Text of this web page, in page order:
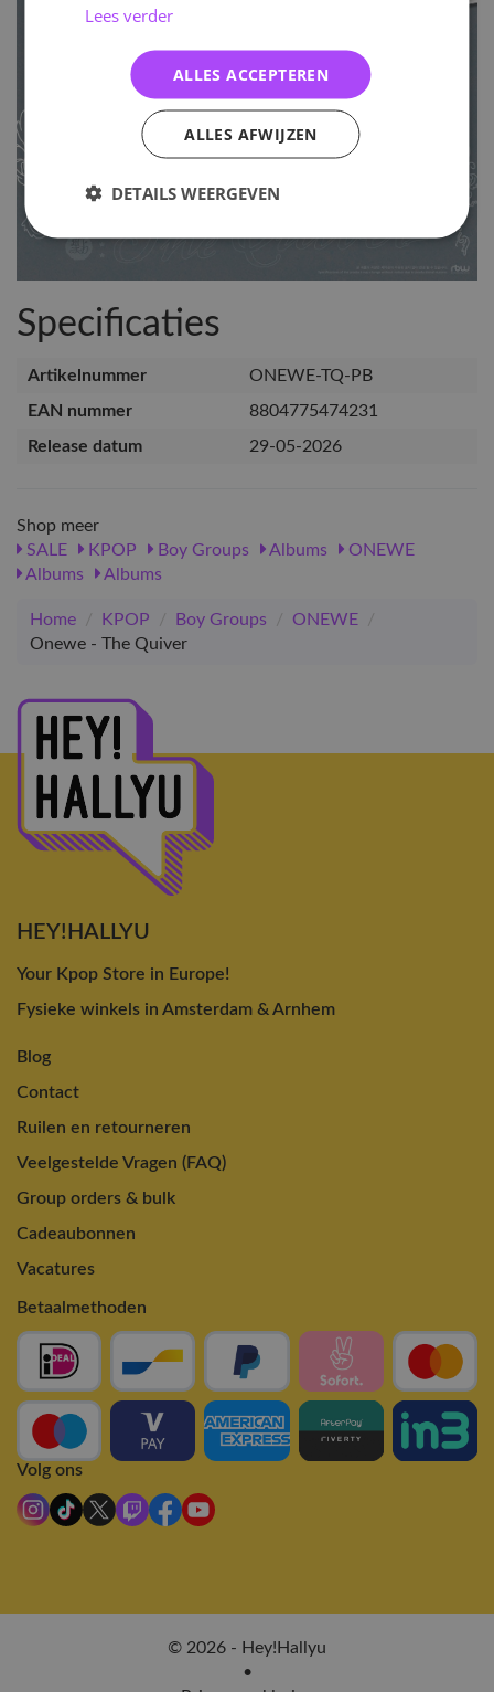
Specificaties
Artikelnummer
ONEWE-TQ-PB
EAN nummer
8804775474231
Release datum
29-05-2026
Shop meer
SALE
KPOP Boy Groups Albums
ONEWE
Albums
Albums
Home / KPOP / Boy Groups / ONEWE
/
Onewe - The Quiver
HEY!HALLYU
Your Kpop Store in Europe!
Fysieke winkels in Amsterdam & Arnhem
Blog
Contact
Ruilen en retourneren
Veelgestelde Vragen (FAQ)
Group orders & bulk
Cadeaubonnen
Vacatures
Betaalmethoden
Volg ons
© 2026 - Hey!Hallyu
•
Lees verder
ALLES ACCEPTEREN
ALLES AFWIJZEN
DETAILS WEERGEVEN